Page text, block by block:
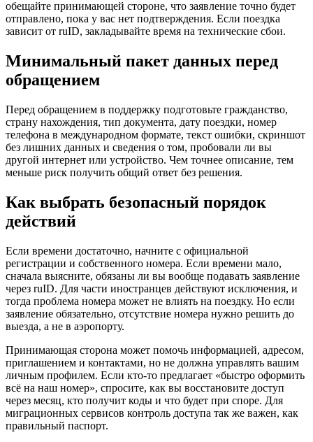
обещайте принимающей стороне, что заявление точно будет
отправлено, пока у вас нет подтверждения. Если поездка
зависит от ruID, закладывайте время на технические сбои.
Минимальный пакет данных перед
обращением
Перед обращением в поддержку подготовьте гражданство,
страну нахождения, тип документа, дату поездки, номер
телефона в международном формате, текст ошибки, скриншот
без лишних данных и сведения о том, пробовали ли вы
другой интернет или устройство. Чем точнее описание, тем
меньше риск получить общий ответ без решения.
Как выбрать безопасный порядок
действий
Если времени достаточно, начните с официальной
регистрации и собственного номера. Если времени мало,
сначала выясните, обязаны ли вы вообще подавать заявление
через ruID. Для части иностранцев действуют исключения, и
тогда проблема номера может не влиять на поездку. Но если
заявление обязательно, отсутствие номера нужно решить до
выезда, а не в аэропорту.
Принимающая сторона может помочь информацией, адресом,
приглашением и контактами, но не должна управлять вашим
личным профилем. Если кто-то предлагает «быстро оформить
всё на наш номер», спросите, как вы восстановите доступ
через месяц, кто получит коды и что будет при споре. Для
миграционных сервисов контроль доступа так же важен, как
правильный паспорт.